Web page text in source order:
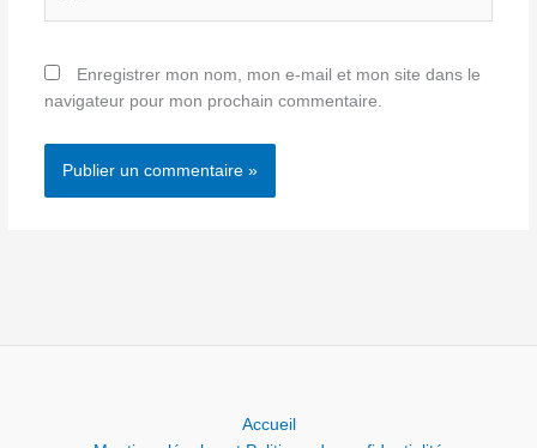
Enregistrer mon nom, mon e-mail et mon site dans le
navigateur pour mon prochain commentaire.
Accueil